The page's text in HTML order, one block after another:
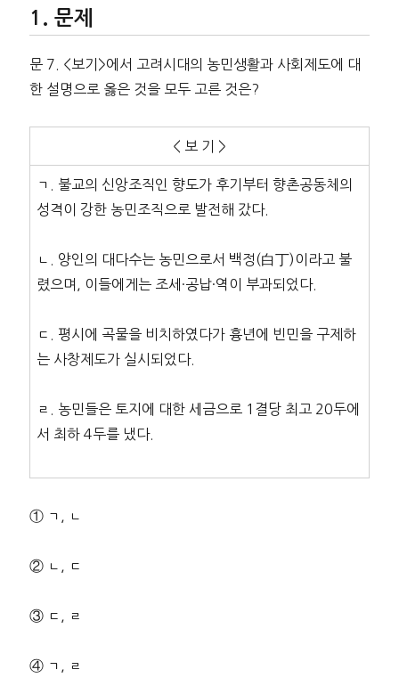
문제
문 7. <보기>에서 고려시대의 농민생활과 사회제도에 대
한 설명으로 옳은 것을 모두 고른 것은?
< 보 기 >
ㄱ. 불교의 신앙조직인 향도가 후기부터 향촌공동체의
성격이 강한 농민조직으로 발전해 갔다.
ㄴ. 양인의 대다수는 농민으로서 백정(白丁)이라고 불
렸으며, 이들에게는 조세·공납·역이 부과되었다.
ㄷ. 평시에 곡물을 비치하였다가 흉년에 빈민을 구제하
는 사창제도가 실시되었다.
ㄹ. 농민들은 토지에 대한 세금으로 1결당 최고 20두에
서 최하 4두를 냈다.
① ㄱ, ㄴ
② ㄴ, ㄷ
③ ㄷ, ㄹ
④ ㄱ, ㄹ